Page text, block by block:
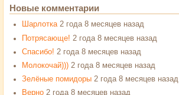
Новые комментарии
Шарлотка 2 года 8 месяцев назад
Потрясающе! 2 года 8 месяцев назад
Спасибо! 2 года 8 месяцев назад
Молокочай))) 2 года 8 месяцев назад
Зелёные помидоры 2 года 8 месяцев назад
Верно 2 года 8 месяцев назад